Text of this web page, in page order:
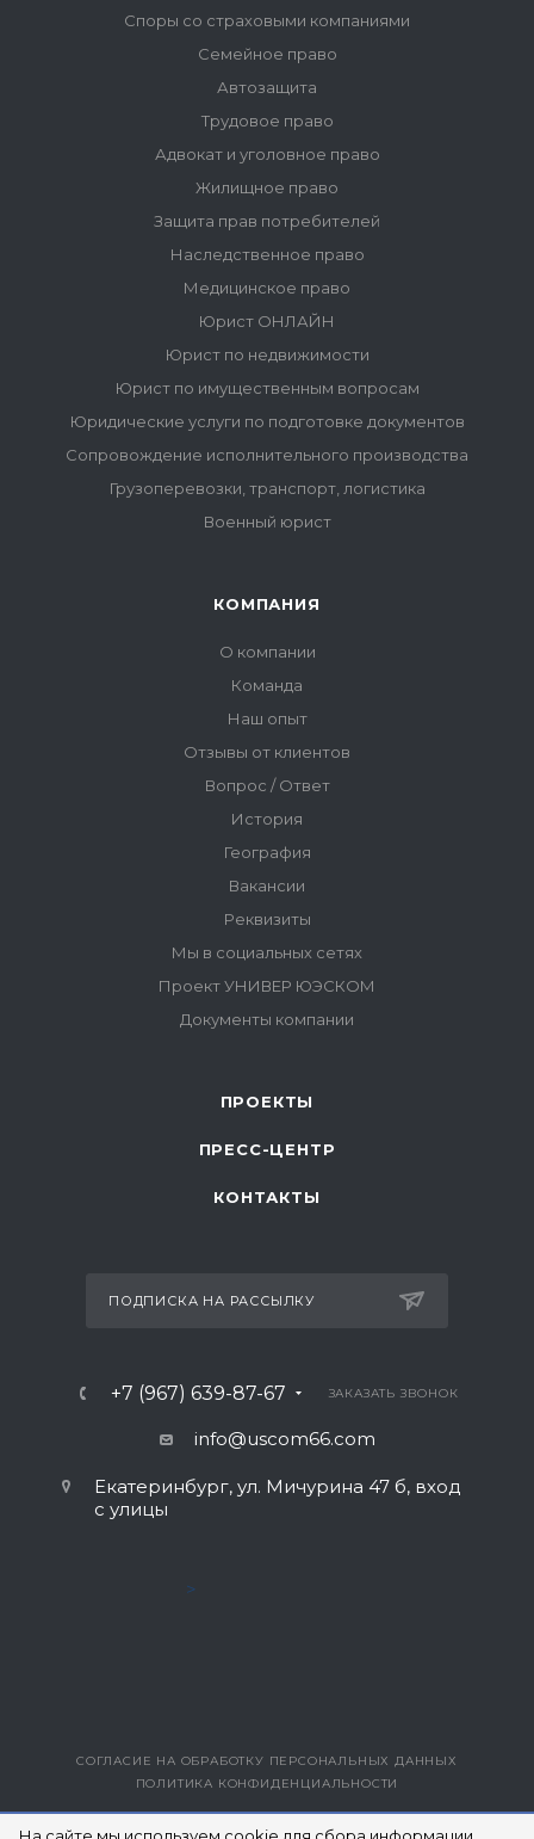
ПРОЕКТЫ
ПРЕСС-ЦЕНТР
КОНТАКТЫ
ПОДПИСКА НА РАССЫЛКУ
+7 (967) 639-87-67 ЗАКАЗАТЬ ЗВОНОК
info@uscom66.com
Екатеринбург, ул. Мичурина 47 б, вход
с улицы
>
ВЕРСИЯ ДЛЯ ПЕЧАТИ
СОГЛАСИЕ НА ОБРАБОТКУ ПЕРСОНАЛЬНЫХ ДАННЫХ
ПОЛИТИКА КОНФИДЕНЦИАЛЬНОСТИ